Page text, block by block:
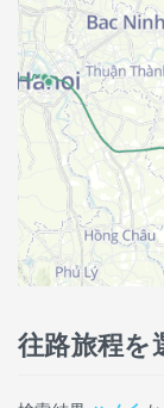
往路旅程を